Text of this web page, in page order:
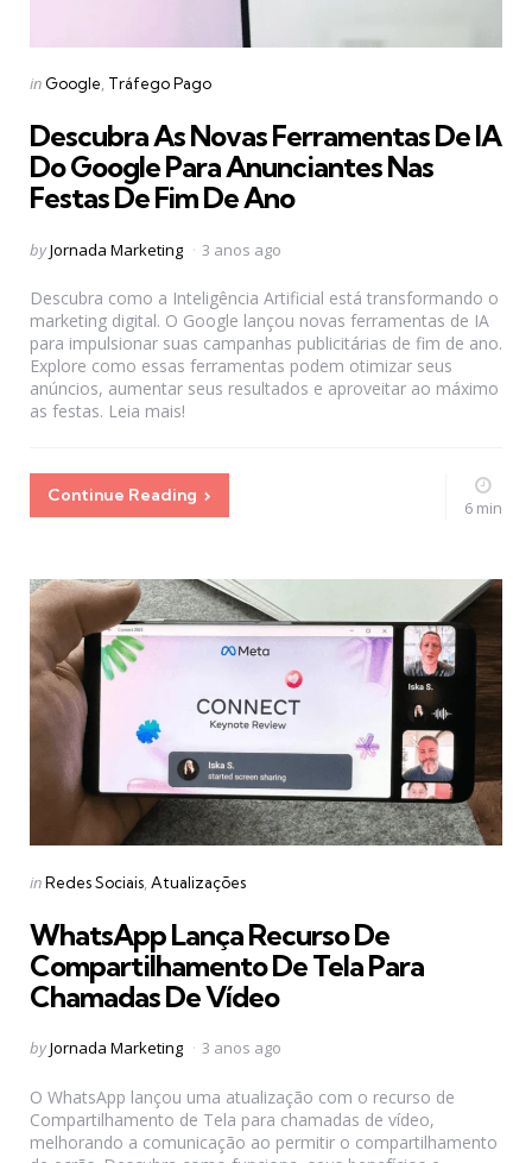
Categories
Posted
in Google Tráfego Pago
Descubra As Novas Ferramentas De IA
Do Google Para Anunciantes Nas
Festas De Fim De Ano
Posted
byJornada Marketing 3 anos ago
Descubra como a Inteligência Artificial está transformando o
marketing digital. O Google lançou novas ferramentas de IA
para impulsionar suas campanhas publicitárias de fim de ano.
Explore como essas ferramentas podem otimizar seus
anúncios, aumentar seus resultados e aproveitar ao máximo
as festas. Leia mais!
Continue Reading
6 min
Categories
Posted
inRedes Sociais Atualizações
WhatsApp Lança Recurso De
Compartilhamento De Tela Para
Chamadas De Vídeo
Posted
byJornada Marketing 3 anos ago
O WhatsApp lançou uma atualização com o recurso de
Compartilhamento de Tela para chamadas de vídeo,
melhorando a comunicação ao permitir o compartilhamento